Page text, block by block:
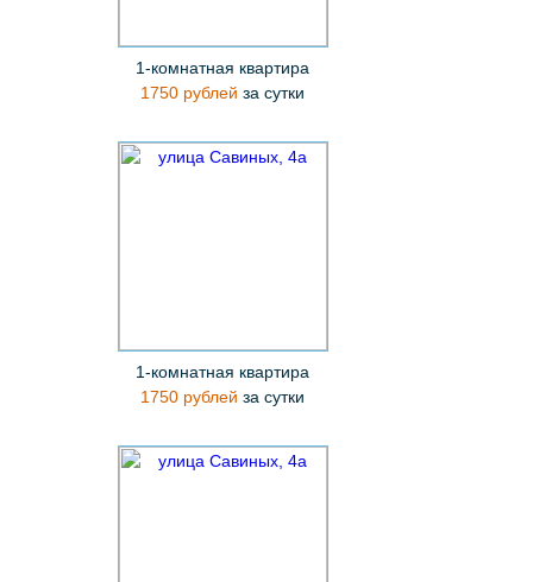
1-комнатная квартира
1750 рублей за сутки
1-комнатная квартира
1750 рублей за сутки